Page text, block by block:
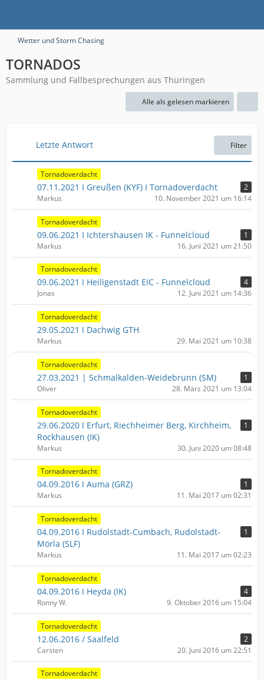
Wetter und Storm Chasing
TORNADOS
Sammlung und Fallbesprechungen aus Thüringen
Alle als gelesen markieren
Letzte Antwort Filter
Tornadoverdacht
07.11.2021 I Greußen (KYF) I Tornadoverdacht
2
Markus
10. November 2021 um 16:14
Tornadoverdacht
09.06.2021 I Ichtershausen IK - Funnelcloud
1
Markus
16. Juni 2021 um 21:50
Tornadoverdacht
09.06.2021 I Heiligenstadt EIC - Funnelcloud
4
Jonas
12. Juni 2021 um 14:36
Tornadoverdacht
29.05.2021 I Dachwig GTH
Markus 29. Mai 2021 um 10:38
Tornadoverdacht
27.03.2021 | Schmalkalden-Weidebrunn (SM)
1
Oliver
28. März 2021 um 13:04
Tornadoverdacht
29.06.2020 I Erfurt, Riechheimer Berg, Kirchheim,
Rockhausen (IK)
1
Markus 30. Juni 2020 um 08:48
Tornadoverdacht
04.09.2016 I Auma (GRZ)
1
Markus
11. Mai 2017 um 02:31
Tornadoverdacht
04.09.2016 I Rudolstadt-Cumbach, Rudolstadt-
Mörla (SLF)
1
Markus 11. Mai 2017 um 02:23
Tornadoverdacht
04.09.2016 I Heyda (IK)
4
Ronny W.
9. Oktober 2016 um 15:04
Tornadoverdacht
12.06.2016 / Saalfeld
2
Carsten
20. Juni 2016 um 22:51
Tornadoverdacht